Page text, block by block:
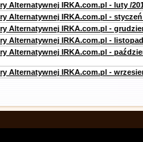
Alternatywnej IRKA.com.pl - luty /
Alternatywnej IRKA.com.pl - styczeń
Alternatywnej IRKA.com.pl -
Alternatywnej IRKA.com.pl - listopad
Alternatywnej IRKA.com.pl -
Alternatywnej IRKA.com.pl -